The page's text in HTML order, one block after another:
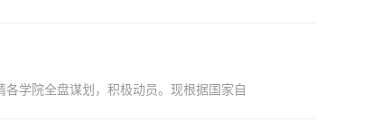
学院全盘谋划，积极动员。现根据国家自